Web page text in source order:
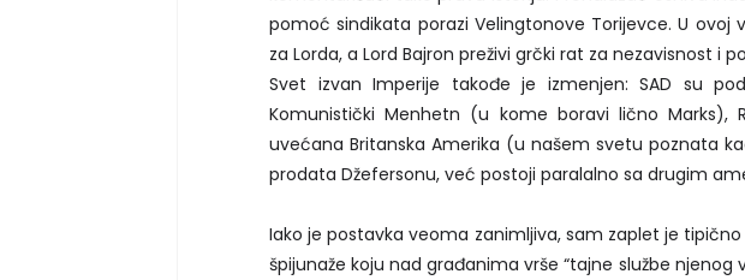
pomoć sindikata porazi Velingtonove Torijevce. U ovoj
za Lorda, a Lord Bajron preživi grčki rat za nezavisnost i
Svet izvan Imperije takođe je izmenjen: SAD su
Komunistički Menhetn (u kome boravi lično Marks),
uvećana Britanska Amerika (u našem svetu poznata
prodata Džefersonu, već postoji paralalno sa drugim
Iako je postavka veoma zanimljiva, sam zaplet je
špijunaže koju nad građanima vrše “tajne službe njenog